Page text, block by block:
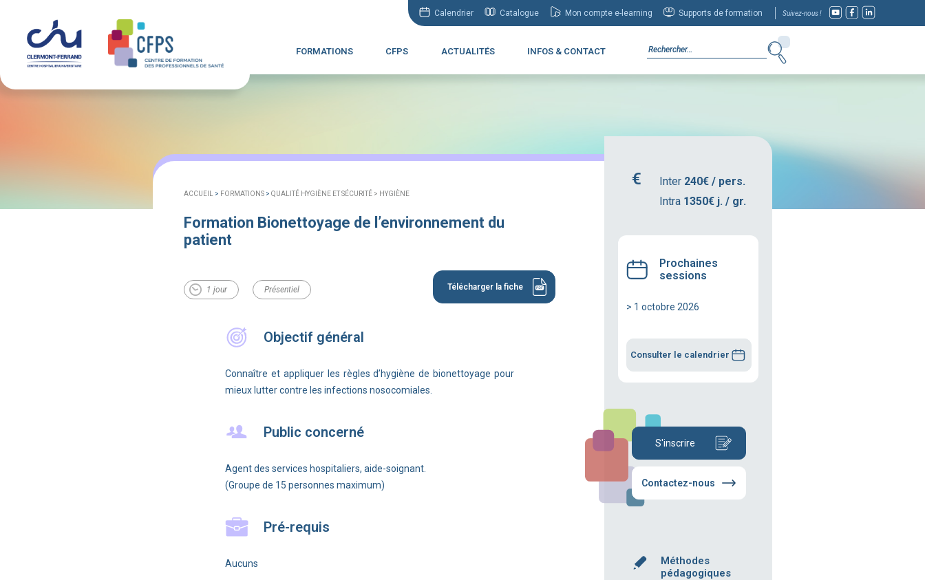
Calendrier Catalogue Mon compte e-learning Supports de formation Suivez-nous !
FORMATIONS CFPS ACTUALITÉS INFOS & CONTACT
ACCUEIL > FORMATIONS > QUALITÉ HYGIÈNE ET SÉCURITÉ > HYGIÈNE
Formation Bionettoyage de l’environnement du
patient
1 jour Présentiel Télécharger la fiche
Objectif général
Connaître et appliquer les règles d’hygiène de bionettoyage pour
mieux lutter contre les infections nosocomiales.
Public concerné
Agent des services hospitaliers, aide-soignant.
(Groupe de 15 personnes maximum)
Pré-requis
Aucuns
Inter 240€ / pers.
Intra 1350€ j. / gr.
Prochaines
sessions
> 1 octobre 2026
Consulter le calendrier
S'inscrire
Contactez-nous
Méthodes
pédagogiques